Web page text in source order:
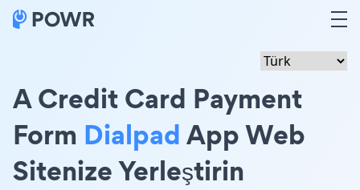
A Credit Card Payment
Form DialpadApp Web
Sitenize Yerleştirin